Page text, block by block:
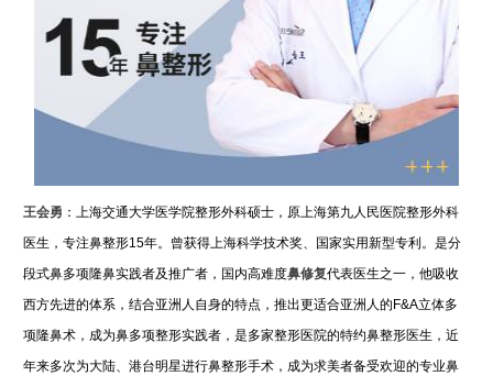
王会勇 ：上海交通大学医学院整形外科硕士，原上海第九人民医院整形外科
医生，专注鼻整形15年。曾获得上海科学技术奖、国家实用新型专利。是分
段式鼻多项隆鼻实践者及推广者，国内高难度鼻修复代表医生之一，他吸收
西方先进的体系，结合亚洲人自身的特点，推出更适合亚洲人的F&A立体多
项隆鼻术，成为鼻多项整形实践者，是多家整形医院的特约鼻整形医生，近
年来多次为大陆、港台明星进行鼻整形手术，成为求美者备受欢迎的专业鼻